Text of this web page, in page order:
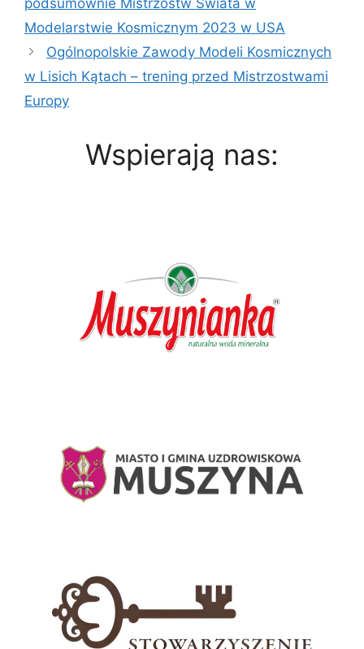
Modelarstwie Kosmicznym 2023 w USA
Ogólnopolskie Zawody Modeli Kosmicznych
w Lisich Kątach – trening przed Mistrzostwami
Europy
Wspierają nas: